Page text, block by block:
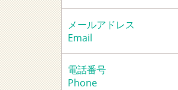
メールアドレス
Email
電話番号
Phone